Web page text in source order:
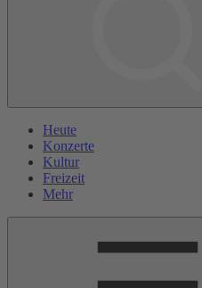
Heute
Konzerte
Kultur
Freizeit
Mehr